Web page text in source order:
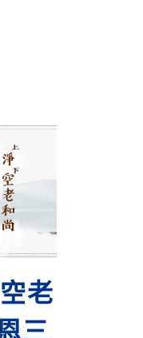
老
三